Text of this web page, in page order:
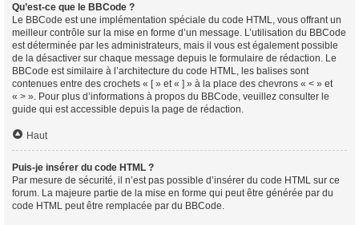
Qu’est-ce que le BBCode ?
Le BBCode est une implémentation spéciale du code HTML, vous offrant un
meilleur contrôle sur la mise en forme d’un message. L’utilisation du BBCode
est déterminée par les administrateurs, mais il vous est également possible
de la désactiver sur chaque message depuis le formulaire de rédaction. Le
BBCode est similaire à l’architecture du code HTML, les balises sont
contenues entre des crochets « [ » et « ] » à la place des chevrons « < » et
« > ». Pour plus d’informations à propos du BBCode, veuillez consulter le
guide qui est accessible depuis la page de rédaction.
Haut
Puis-je insérer du code HTML ?
Par mesure de sécurité, il n’est pas possible d’insérer du code HTML sur ce
forum. La majeure partie de la mise en forme qui peut être générée par du
code HTML peut être remplacée par du BBCode.